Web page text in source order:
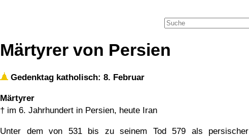
Märtyrer von Persien
Gedenktag katholisch: 8. Februar
Märtyrer
† im 6. Jahrhundert in Persien, heute Iran
Unter dem von 531 bis zu seinem Tod 579 als persischer